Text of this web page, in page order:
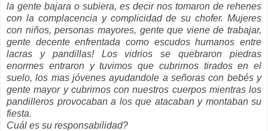
la gente bajara o subiera, es decir nos tomaron de rehenes
con la complacencia y complicidad de su chofer. Mujeres
con niños, personas mayores, gente que viene de trabajar,
gente decente enfrentada como escudos humanos entre
lacras y pandillas! Los vidrios se quebraron piedras
enormes entraron y tuvimos que cubrirnos tirados en el
suelo, los mas jóvenes ayudandole a señoras con bebés y
gente mayor y cubrirnos con nuestros cuerpos mientras los
pandilleros provocaban a los que atacaban y montaban su
fiesta.
Cuál es su responsabilidad?